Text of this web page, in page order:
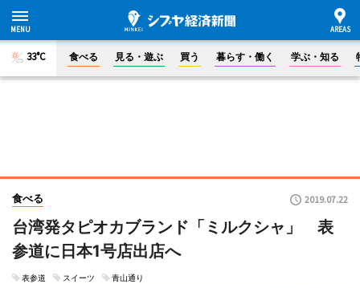
33°C 食べる 見る・遊ぶ 買う 暮らす・働く 学ぶ・知る
食べる 2019.07.22
台湾発タピオカブランド「ミルクシャ」 表
参道に日本1号店出店へ
表参道 スイーツ 青山通り